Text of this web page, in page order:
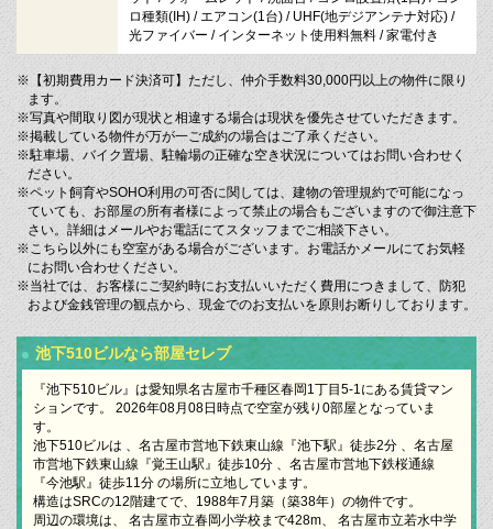
ロ種類(IH) / エアコン(1台) / UHF(地デジアンテナ対応) /
光ファイバー / インターネット使用料無料 / 家電付き
※【初期費用カード決済可】ただし、仲介手数料30,000円以上の物件に限り
ます。
※写真や間取り図が現状と相違する場合は現状を優先させていただきます。
※掲載している物件が万が一ご成約の場合はご了承ください。
※駐車場、バイク置場、駐輪場の正確な空き状況についてはお問い合わせく
ださい。
※ペット飼育やSOHO利用の可否に関しては、建物の管理規約で可能になっ
ていても、お部屋の所有者様によって禁止の場合もございますので御注意下
さい。詳細はメールやお電話にてスタッフまでご相談下さい。
※こちら以外にも空室がある場合がございます。お電話かメールにてお気軽
にお問い合わせください。
※当社では、お客様にご契約時にお支払いいただく費用につきまして、防犯
および金銭管理の観点から、現金でのお支払いを原則お断りしております。
池下510ビルなら部屋セレブ
『池下510ビル』は愛知県名古屋市千種区春岡1丁目5-1にある賃貸マン
ションです。 2026年08月08日時点で空室が残り0部屋となっていま
す。
池下510ビルは 、名古屋市営地下鉄東山線『池下駅』徒歩2分 、名古屋
市営地下鉄東山線『覚王山駅』徒歩10分 、名古屋市営地下鉄桜通線
『今池駅』徒歩11分 の場所に立地しています。
構造はSRCの12階建てで、1988年7月築（築38年）の物件です。
周辺の環境は、 名古屋市立春岡小学校まで428m、 名古屋市立若水中学